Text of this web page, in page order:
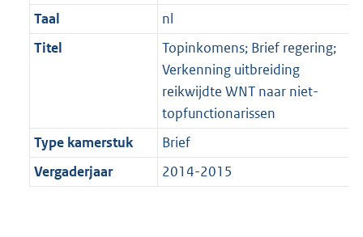
Taal
nl
Titel
Topinkomens; Brief regering;
Verkenning uitbreiding
reikwijdte WNT naar niet-
topfunctionarissen
Type kamerstuk
Brief
Vergaderjaar
2014-2015